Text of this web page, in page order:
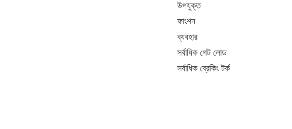
উপযুক্ত
ফাংশন
ব্যবহার
সর্বাধিক গেট লোড
সর্বাধিক ব্রেকিং টর্ক